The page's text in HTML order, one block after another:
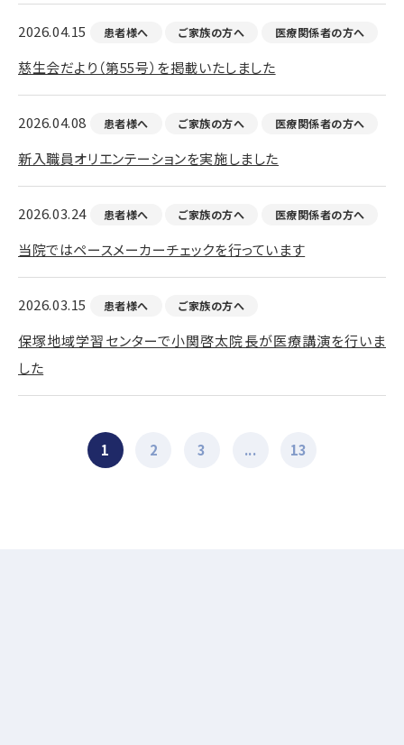
2026.04.15 患者様へ ご家族の方へ 医療関係者の方へ
慈生会だより（第55号）を掲載いたしました
2026.04.08 患者様へ ご家族の方へ 医療関係者の方へ
新入職員オリエンテーションを実施しました
2026.03.24 患者様へ ご家族の方へ 医療関係者の方へ
当院ではペースメーカーチェックを行っています
2026.03.15 患者様へ ご家族の方へ
保塚地域学習センターで小関啓太院長が医療講演を行いま
した
1 2 3 ... 13